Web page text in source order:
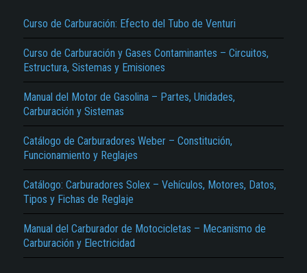
Curso de Carburación: Efecto del Tubo de Venturi
Curso de Carburación y Gases Contaminantes – Circuitos,
Estructura, Sistemas y Emisiones
Manual del Motor de Gasolina – Partes, Unidades,
Carburación y Sistemas
Catálogo de Carburadores Weber – Constitución,
Funcionamiento y Reglajes
Catálogo: Carburadores Solex – Vehículos, Motores, Datos,
Tipos y Fichas de Reglaje
Manual del Carburador de Motocicletas – Mecanismo de
Carburación y Electricidad
El Título es incorrecto según el contenido.
Texto o Imagen de portada son erróneos.
Reportar otro tipo de error...